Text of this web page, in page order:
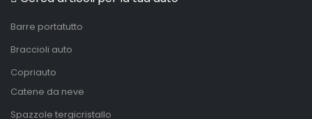
Barre portatutto
Braccioli auto
Copriauto
Catene da neve
Spazzole tergicristallo